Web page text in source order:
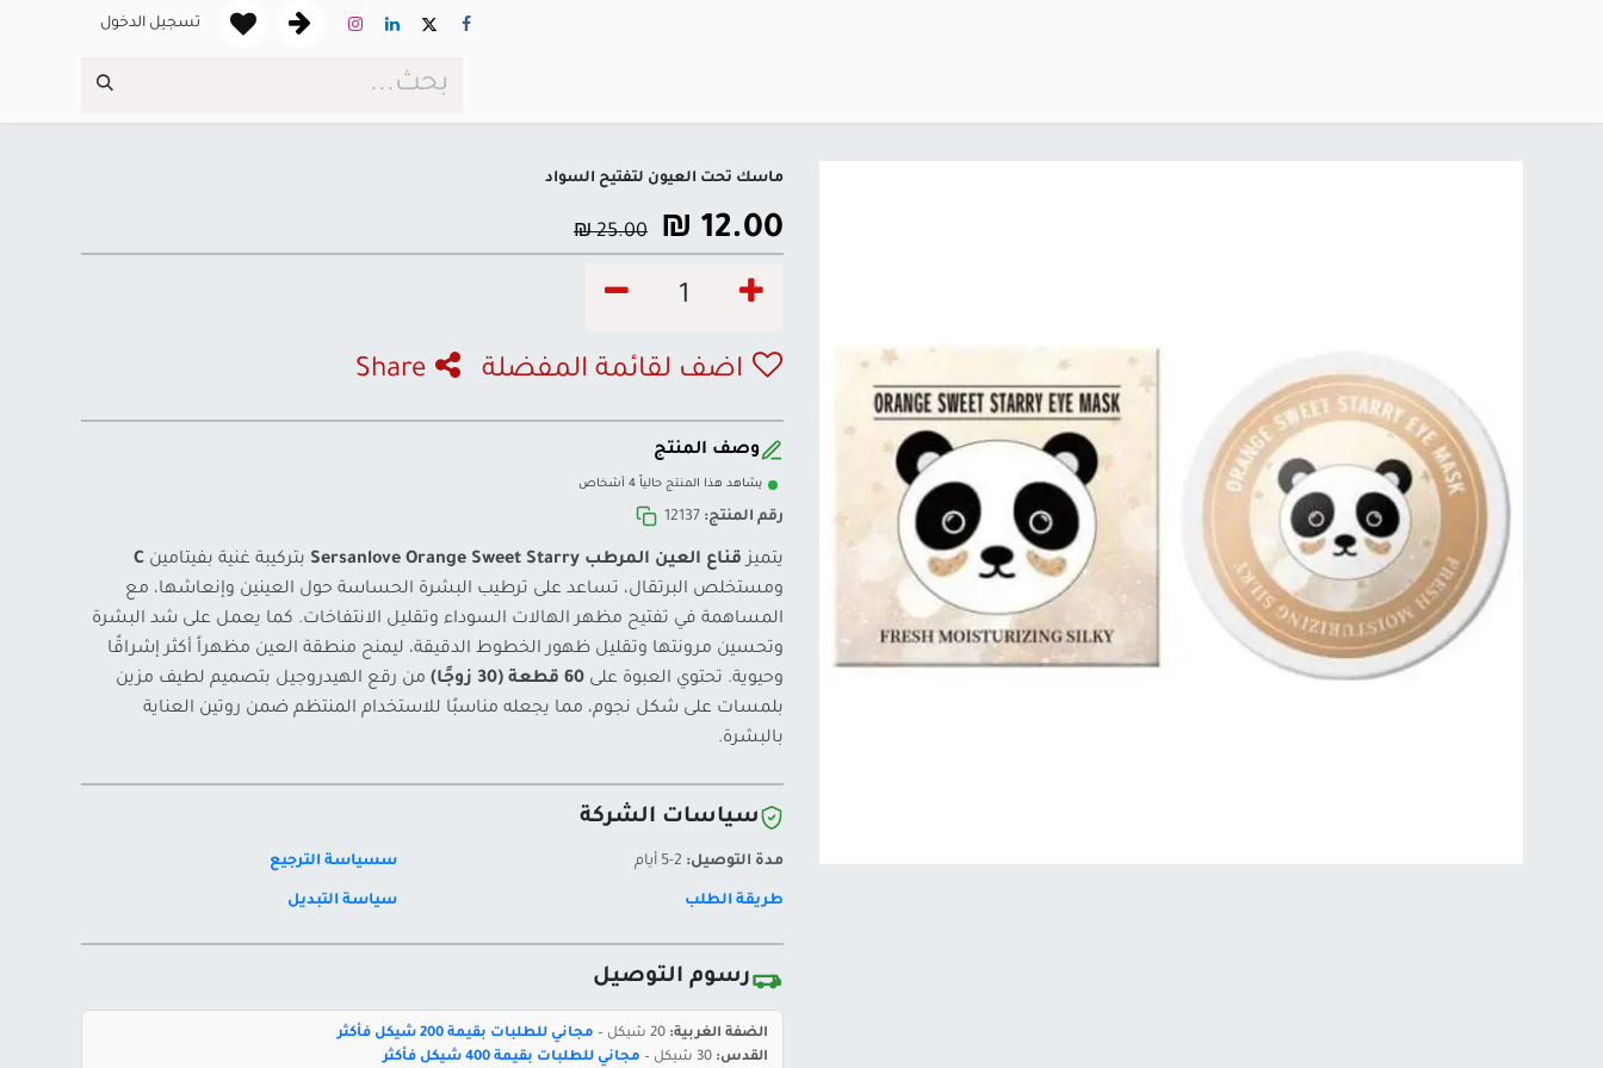
تسجيل الدخول
ماسك تحت العيون لتفتيح السواد
12.00
₪
25.00
₪
اضف لقائمة المفضلة Share
وصف المنتج
يشاهد هذا المنتج حالياً 4 أشخاص
رقم المنتج: 12137
يتميز قناع العين المرطب Sersanlove Orange Sweet Starry بتركيبة غنية بفيتامين C
ومستخلص البرتقال، تساعد على ترطيب البشرة الحساسة حول العينين وإنعاشها، مع
المساهمة في تفتيح مظهر الهالات السوداء وتقليل الانتفاخات. كما يعمل على شد البشرة
وتحسين مرونتها وتقليل ظهور الخطوط الدقيقة، ليمنح منطقة العين مظهراً أكثر إشراقًا
وحيوية. تحتوي العبوة على 60 قطعة (30 زوجًا)
من رقع الهيدروجيل بتصميم لطيف مزين
بلمسات على شكل نجوم، مما يجعله مناسبًا للاستخدام المنتظم ضمن روتين العناية
بالبشرة.
سياسات الشركة
مدة التوصيل: سسياسة الترجيع
طريقة الطلب سياسة التبديل
رسوم التوصيل
الضفة الغربية:
مجاني للطلبات بقيمة 200 شيكل فأكثر
القدس:
مجاني للطلبات بقيمة 400 شيكل فأكثر